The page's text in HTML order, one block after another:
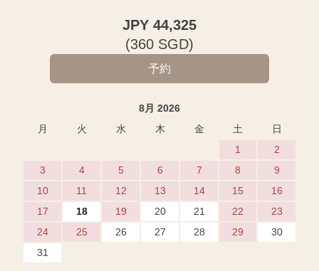
JPY 44,325
(360 SGD)
8月 2026
月
火 水 木 金 土
日
1
2
3
4 5 6 7 8
9
10
11 12 13 14 15
16
17
18 19 20 21 22
23
24
25 26 27 28 29
30
31